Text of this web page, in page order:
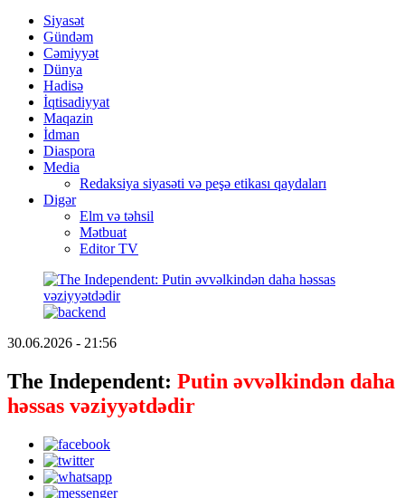
Siyasət
Gündəm
Cəmiyyət
Dünya
Hadisə
İqtisadiyyat
Maqazin
İdman
Diaspora
Media
Redaksiya siyasəti və peşə etikası qaydaları
Digər
Elm və təhsil
Mətbuat
Editor TV
30.06.2026 - 21:56
The Independent: Putin əvvəlkindən daha
həssas vəziyyətdədir